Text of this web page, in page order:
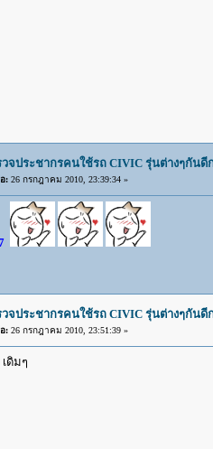
วจประชากรคนใช้รถ CIVIC รุ่นต่างๆกันดี
:26 กรกฎาคม 2010, 23:39:34 »
วจประชากรคนใช้รถ CIVIC รุ่นต่างๆกันดี
:26 กรกฎาคม 2010, 23:51:39 »
ดิมๆ